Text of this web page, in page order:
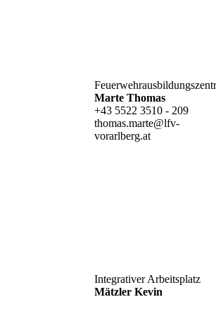
Marte Thomas
+43 5522 3510 - 209
thomas.marte@lfv-
vorarlberg.at
Integrativer Arbeitsplatz
Mätzler Kevin